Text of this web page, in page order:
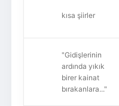
kısa şiirler
"Gidişlerinin
ardında yıkık
birer kainat
bırakanlara..."